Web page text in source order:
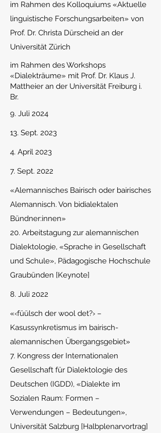
im Rahmen des Kolloquiums «Aktuelle
linguistische Forschungsarbeiten» von
Prof. Dr. Christa Dürscheid an der
Universität Zürich
im Rahmen des Workshops
«Dialekträume» mit Prof. Dr. Klaus J.
Mattheier an der Universität Freiburg i.
Br.
9. Juli 2024
13. Sept. 2023
4. April 2023
7. Sept. 2022
«Alemannisches Bairisch oder bairisches
Alemannisch. Von bidialektalen
Bündner:innen»
20. Arbeitstagung zur alemannischen
Dialektologie, «Sprache in Gesellschaft
und Schule», Pädagogische Hochschule
Graubünden [Keynote]
8. Juli 2022
«‹füülsch der wool det?› –
Kasussynkretismus im bairisch-
alemannischen Übergangsgebiet»
7. Kongress der Internationalen
Gesellschaft für Dialektologie des
Deutschen (IGDD), «Dialekte im
Sozialen Raum: Formen –
Verwendungen – Bedeutungen»,
Universität Salzburg [Halbplenarvortrag]